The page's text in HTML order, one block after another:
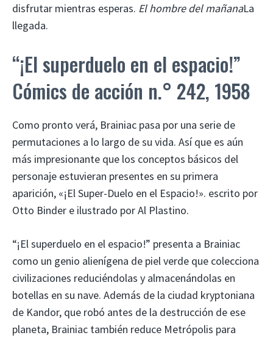
disfrutar mientras esperas. El hombre del mañanaLa
llegada.
“¡El superduelo en el espacio!”
Cómics de acción n.° 242, 1958
Como pronto verá, Brainiac pasa por una serie de
permutaciones a lo largo de su vida. Así que es aún
más impresionante que los conceptos básicos del
personaje estuvieran presentes en su primera
aparición, «¡El Super-Duelo en el Espacio!». escrito por
Otto Binder e ilustrado por Al Plastino.
“¡El superduelo en el espacio!” presenta a Brainiac
como un genio alienígena de piel verde que colecciona
civilizaciones reduciéndolas y almacenándolas en
botellas en su nave. Además de la ciudad kryptoniana
de Kandor, que robó antes de la destrucción de ese
planeta, Brainiac también reduce Metrópolis para